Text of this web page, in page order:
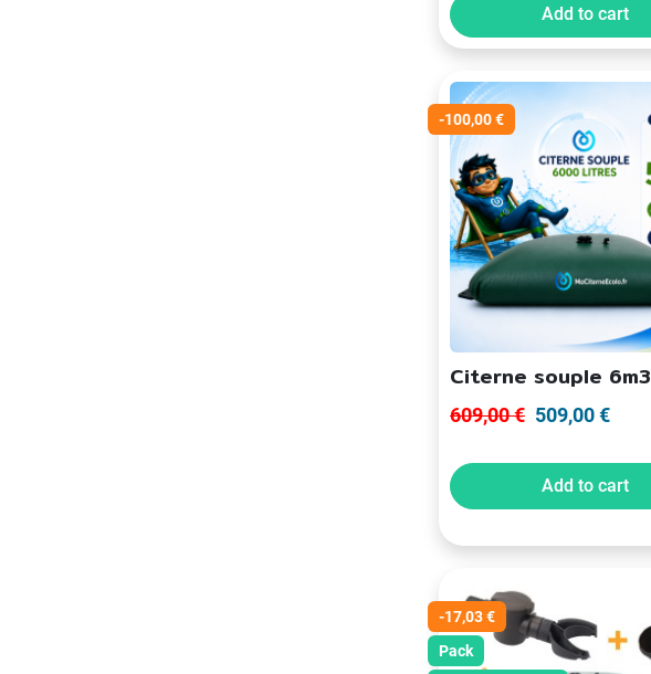
Add to cart
-100,00 €
Citerne souple 6m3
609,00 € 509,00 €
Add to cart
-17,03 €
Pack